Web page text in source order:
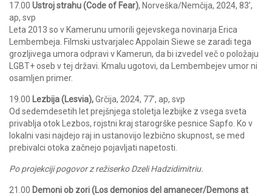
17.00 Ustroj strahu (Code of Fear), Norveška/Nemčija, 2024, 83’,
ap, svp
Leta 2013 so v Kamerunu umorili gejevskega novinarja Erica
Lembembeja. Filmski ustvarjalec Appolain Siewe se zaradi tega
grozljivega umora odpravi v Kamerun, da bi izvedel več o položaju
LGBT+ oseb v tej državi. Kmalu ugotovi, da Lembembejev umor ni
osamljen primer.
19.00 Lezbija (Lesvia),Grčija, 2024, 77’, ap, svp
Od sedemdesetih let prejšnjega stoletja lezbijke z vsega sveta
privablja otok Lezbos, rojstni kraj starogrške pesnice Sapfo. Ko v
lokalni vasi najdejo raj in ustanovijo lezbično skupnost, se med
prebivalci otoka začnejo pojavljati napetosti.
Po projekciji pogovor z režiserkoDzeli Hadzidimitriu.
21.00 Demoni ob zori (Los demonios del amanecer/Demons at